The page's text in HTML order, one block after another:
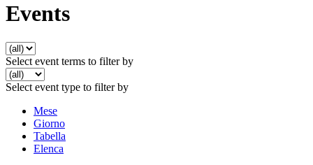
Events
Select event terms to filter by
Select event type to filter by
Mese
Giorno
Tabella
Elenca